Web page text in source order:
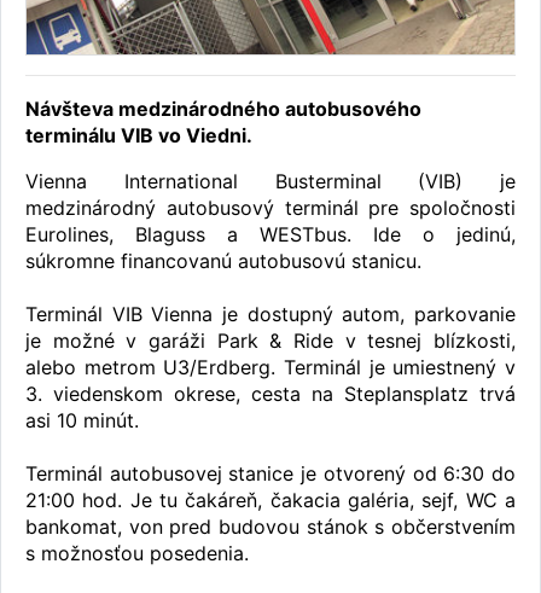
Návšteva medzinárodného autobusového
terminálu VIB vo Viedni.
Vienna International Busterminal (VIB) je
medzinárodný autobusový terminál pre spoločnosti
Eurolines, Blaguss a WESTbus. Ide o jedinú,
súkromne financovanú autobusovú stanicu.
Terminál VIB Vienna je dostupný autom, parkovanie
je možné v garáži Park & Ride v tesnej blízkosti,
alebo metrom U3/Erdberg. Terminál je umiestnený v
3. viedenskom okrese, cesta na Steplansplatz trvá
asi 10 minút.
Terminál autobusovej stanice je otvorený od 6:30 do
21:00 hod. Je tu čakáreň, čakacia galéria, sejf, WC a
bankomat, von pred budovou stánok s občerstvením
s možnosťou posedenia.